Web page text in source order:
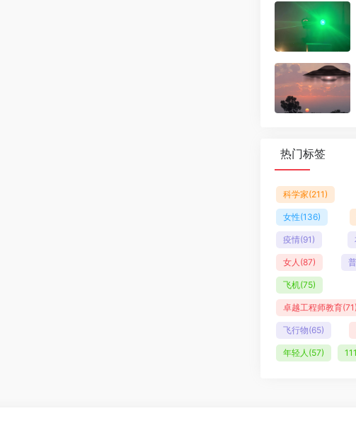
热门标签
科学家(211)
女性(136)
疫情(91)
女人 (87)
飞机(75)
卓越工程师教育(71)
飞行物(65)
年轻人 (57)